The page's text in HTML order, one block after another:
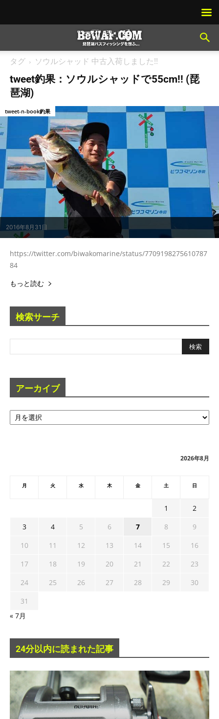
タグ ソウルシャッド 中古入荷しました!!
tweet釣果：ソウルシャッドで55cm!! (琵
琶湖)
2016年8月31日
tweet-n-book釣果
https://twitter.com/biwakomarine/status/7709198275610787
84
もっと読む
検索サーチ
アーカイブ
ア
ー
2026年8月
月 火 水 木 金 土 日
1
2
3
4 5 6 7 8
9
10
11 12 13 14 15
16
17
18 19 20 21 22
23
24
25 26 27 28 29
30
31
« 7月
24分以内に読まれた記事